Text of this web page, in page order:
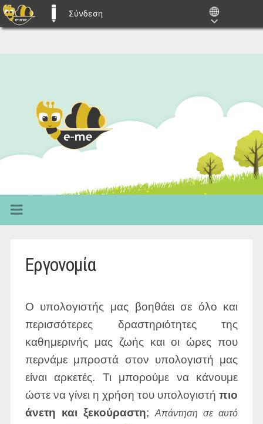
E-ME BLOGS
Σύνδεση
Εργονομία
Ο υπολογιστής μας βοηθάει σε όλο και
περισσότερες δραστηριότητες της
καθημερινής μας ζωής και οι ώρες που
περνάμε μπροστά στον υπολογιστή μας
είναι αρκετές. Τι μπορούμε να κάνουμε
ώστε να γίνει η χρήση του υπολογιστήπιο
άνετη και ξεκούραστη;Απάντηση σε αυτό